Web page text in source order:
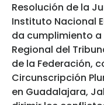
Resolución de la
Instituto Nacional
da cumplimiento a
Regional del
de la Federación,
Circunscripción
en Guadalajara,